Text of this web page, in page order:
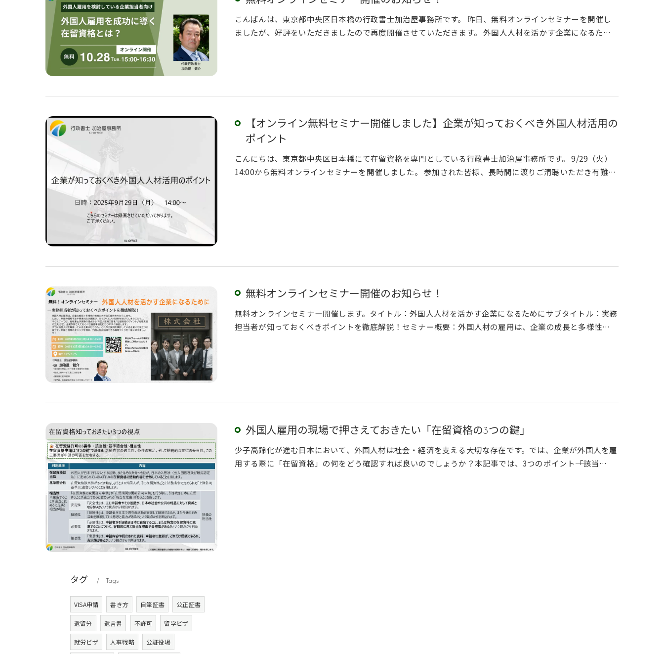
こんばんは、東京都中央区日本橋の行政書士加治屋事務所です。 昨日、無料オンラインセミナーを開催し
ましたが、好評をいただきましたので再度開催させていただきます。 外国人人材を活かす企業になるた…
【オンライン無料セミナー開催しました】企業が知っておくべき外国人材活用の
ポイント
こんにちは、東京都中央区日本橋にて在留資格を専門としている行政書士加治屋事務所です。 9/29（火）
14:00から無料オンラインセミナーを開催しました。 参加された皆様、長時間に渡りご清聴いただき有難…
無料オンラインセミナー開催のお知らせ！
無料オンラインセミナー開催します。タイトル：外国人人材を活かす企業になるためにサブタイトル：実務
担当者が知っておくべきポイントを徹底解説！セミナー概要：外国人材の雇用は、企業の成長と多様性…
外国人雇用の現場で押さえておきたい「在留資格の3つの鍵」
少子高齢化が進む日本において、外国人材は社会・経済を支える大切な存在です。では、企業が外国人を雇
用する際に「在留資格」の何をどう確認すれば良いのでしょうか？本記事では、3つのポイント――「該当…
タグ Tags
VISA申請 書き方 自筆証書 公正証書
遺留分 遺言書 不許可 留学ビザ
就労ビザ 人事戦略 公証役場